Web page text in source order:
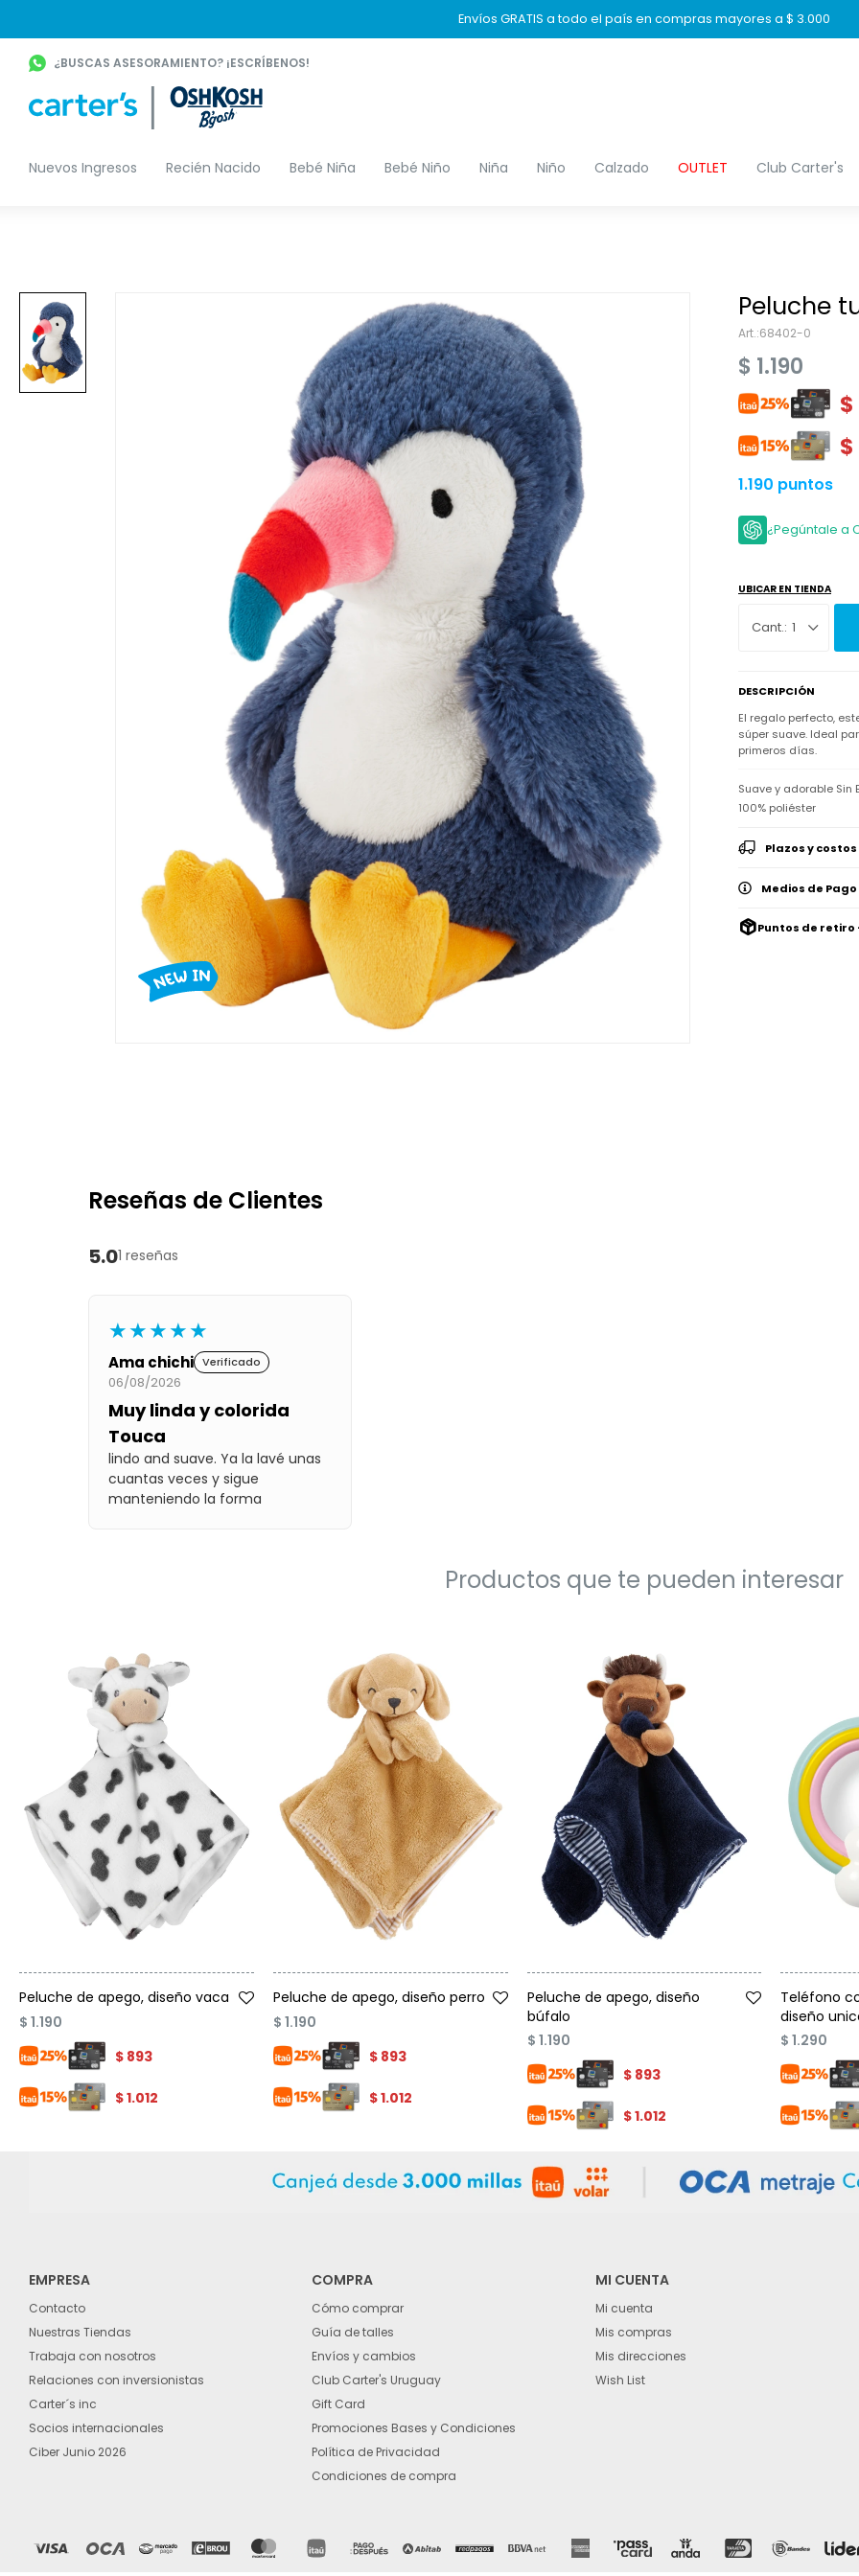
Envíos GRATIS a todo el país en compras mayores a $ 3.000
Nuevos Ingresos Recién Nacido Bebé Niña Bebé Niño Niña Niño Calzado OUTLET Club Carter's
¿BUSCAS ASESORAMIENTO? ¡ESCRÍBENOS!
Peluche
68402-0
$ 1.190
$
$
1.190 puntos
¿Pegúntale a
UBICAR EN TIENDA
1
DESCRIPCIÓN
El regalo perfecto,
súper suave. Ideal
primeros días.
Suave y adorable Sin
100% poliéster
Plazos y
Medios de Pago
Puntos de retiro
Reseñas de Clientes
5.01 reseñas
★★★★★
Ama chichi Verificado
06/08/2026
Muy linda y colorida
Touca
lindo and suave. Ya la lavé unas
cuantas veces y sigue
manteniendo la forma
Productos que te pueden interesar
Peluche de apego, diseño vaca
$ 1.190
$ 893
$1.012
Peluche de apego, diseño perro
$ 1.190
$ 893
$1.012
Peluche de apego, diseño
búfalo
$ 1.190
$ 893
$1.012
Teléfono
diseño
$ 1.290
EMPRESA
Contacto
Nuestras Tiendas
Trabaja con nosotros
Relaciones con inversionistas
Carter´s inc
Socios internacionales
Ciber Junio 2026
COMPRA
Cómo comprar
Guía de talles
Envíos y cambios
Club Carter's Uruguay
Gift Card
Promociones Bases y Condiciones
Política de Privacidad
Condiciones de compra
MI CUENTA
Mi cuenta
Mis compras
Mis direcciones
Wish List